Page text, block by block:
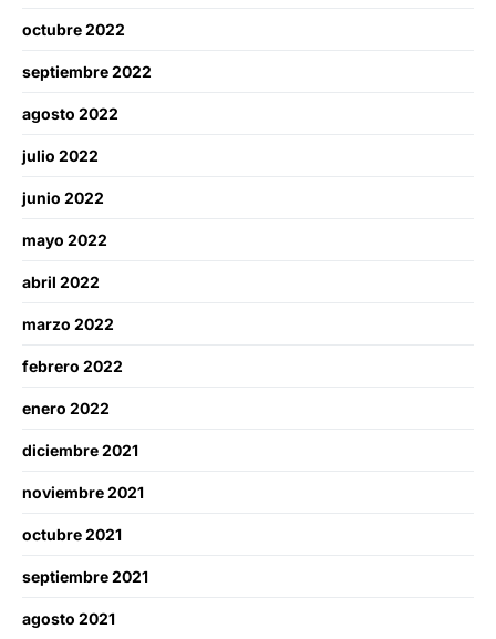
octubre 2022
septiembre 2022
agosto 2022
julio 2022
junio 2022
mayo 2022
abril 2022
marzo 2022
febrero 2022
enero 2022
diciembre 2021
noviembre 2021
octubre 2021
septiembre 2021
agosto 2021